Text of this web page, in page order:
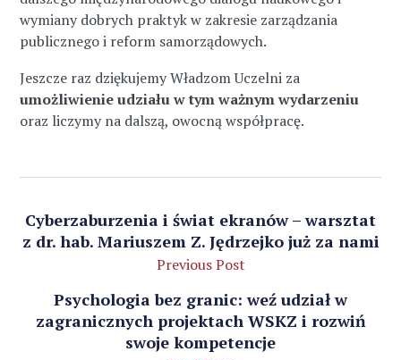
wymiany dobrych praktyk w zakresie zarządzania
publicznego i reform samorządowych.
Jeszcze raz dziękujemy Władzom Uczelni za
umożliwienie udziału w tym ważnym wydarzeniu
oraz liczymy na dalszą, owocną współpracę.
Cyberzaburzenia i świat ekranów – warsztat
z dr. hab. Mariuszem Z. Jędrzejko już za nami
Previous Post
Psychologia bez granic: weź udział w
zagranicznych projektach WSKZ i rozwiń
swoje kompetencje